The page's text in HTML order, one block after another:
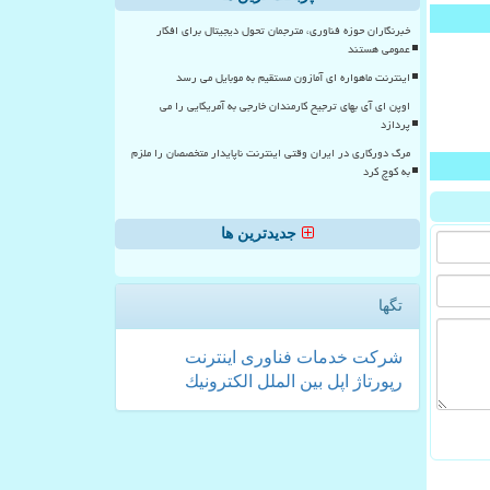
خبرنگاران حوزه فناوری، مترجمان تحول دیجیتال برای افکار
عمومی هستند
اینترنت ماهواره ای آمازون مستقیم به موبایل می رسد
اوپن ای آی بهای ترجیح کارمندان خارجی به آمریکایی را می
پردازد
مرگ دورکاری در ایران وقتی اینترنت ناپایدار متخصصان را ملزم
به کوچ کرد
جدیدترین ها
تگها
شركت خدمات فناوری اینترنت
رپورتاژ
اپل بین الملل الكترونیك